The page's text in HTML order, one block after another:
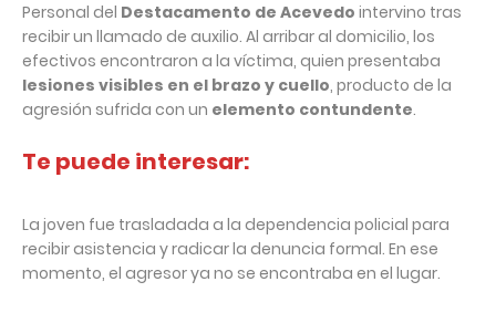
Personal del Destacamento de Acevedo intervino tras
recibir un llamado de auxilio. Al arribar al domicilio, los
efectivos encontraron a la víctima, quien presentaba
lesiones visibles en el brazo y cuello, producto de la
agresión sufrida con un elemento contundente.
Te puede interesar:
La joven fue trasladada a la dependencia policial para
recibir asistencia y radicar la denuncia formal. En ese
momento, el agresor ya no se encontraba en el lugar.